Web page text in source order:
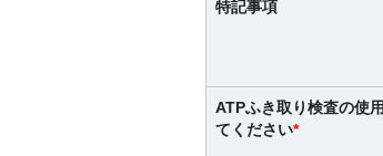
特記事項
ATPふき取り検査の使
てください